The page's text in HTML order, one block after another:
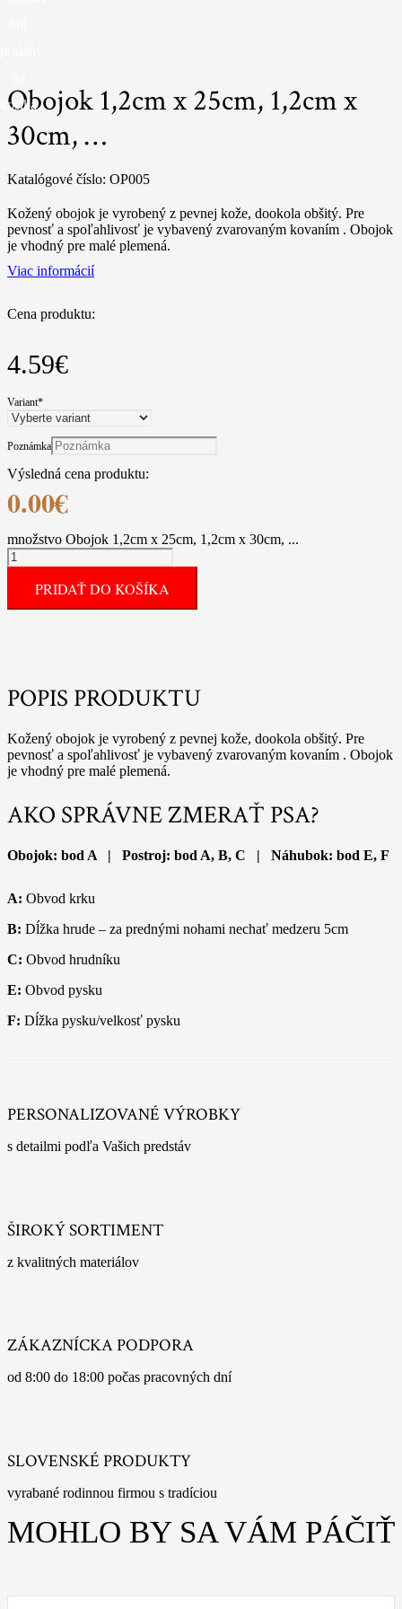
košíka.
Obojok 1,2cm x 25cm, 1,2cm x
30cm, …
Katalógové číslo: OP005
Kožený obojok je vyrobený z pevnej kože, dookola obšitý. Pre
pevnosť a spoľahlivosť je vybavený zvarovaným kovaním . Obojok
je vhodný pre malé plemená.
Viac informácií
Cena produktu:
4.59€
Variant*
Poznámka
Výsledná cena produktu:
0.00€
množstvo Obojok 1,2cm x 25cm, 1,2cm x 30cm, ...
PRIDAŤ DO KOŠÍKA
POPIS PRODUKTU
Kožený obojok je vyrobený z pevnej kože, dookola obšitý. Pre
pevnosť a spoľahlivosť je vybavený zvarovaným kovaním . Obojok
je vhodný pre malé plemená.
AKO SPRÁVNE ZMERAŤ PSA?
Obojok: bod A | Postroj: bod A, B, C | Náhubok: bod E, F
A: Obvod krku
B: Dĺžka hrude – za prednými nohami nechať medzeru 5cm
C: Obvod hrudníku
E: Obvod pysku
F: Dĺžka pysku/velkosť pysku
PERSONALIZOVANÉ VÝROBKY
s detailmi podľa Vašich predstáv
ŠIROKÝ SORTIMENT
z kvalitných materiálov
ZÁKAZNÍCKA PODPORA
od 8:00 do 18:00 počas pracovných dní
SLOVENSKÉ PRODUKTY
vyrabané rodinnou firmou s tradíciou
MOHLO BY SA VÁM PÁČIŤ